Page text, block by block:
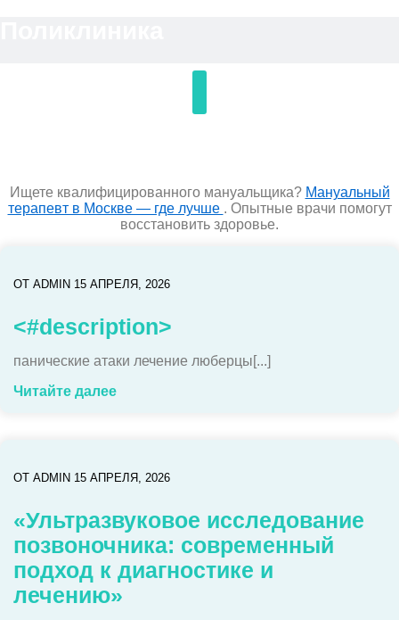
Ищете квалифицированного мануальщика? Мануальный
терапевт в Москве — где лучше . Опытные врачи помогут
восстановить здоровье.
ОТ ADMIN 15 АПРЕЛЯ, 2026
<#description>
панические атаки лечение люберцы[...]
Читайте далее
ОТ ADMIN 15 АПРЕЛЯ, 2026
«Ультразвуковое исследование
позвоночника: современный
подход к диагностике и
лечению»